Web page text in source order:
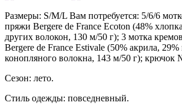
Размеры: S/M/L Вам потребуется: 5/6/6
пряжи Bergere de France Ecoton (48%
других волокон, 130 м/50 г); 3 мотка
Bergere de France Estivale (50% акрила, 29%
конопляного волокна, 143 м/50 г); крючок
Сезон: лето.
Стиль одежды: повседневный.